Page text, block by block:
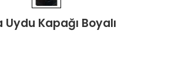
Kapağı Boyalı